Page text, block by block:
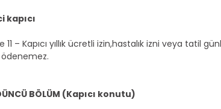
kapıcı
11 – Kapıcı yıllık ücretli izin,hastalık izni veya tatil
BÖLÜM (Kapıcı konutu)